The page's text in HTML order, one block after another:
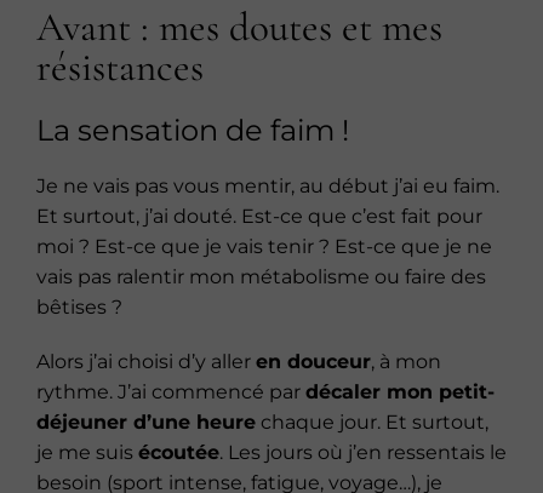
Avant : mes doutes et mes
résistances
La sensation de faim !
Je ne vais pas vous mentir, au début j’ai eu faim.
Et surtout, j’ai douté. Est-ce que c’est fait pour
moi ? Est-ce que je vais tenir ? Est-ce que je ne
vais pas ralentir mon métabolisme ou faire des
bêtises ?
Alors j’ai choisi d’y aller en douceur, à mon
rythme. J’ai commencé par décaler mon petit-
déjeuner d’une heure chaque jour. Et surtout,
je me suis écoutée. Les jours où j’en ressentais le
besoin (sport intense, fatigue, voyage…), je